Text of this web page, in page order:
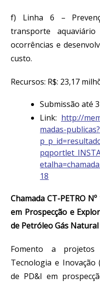
f) Linha 6 –
transporte
ocorrências e
custo.
Recursos: R$: 23,17
Submissão até
Link: http://
madas-publicas?
18
Chamada CT-PETRO
em Prospecção e
de Petróleo Gás Natural
Fomento a projetos
Tecnologia e Inovação
de PD&I em